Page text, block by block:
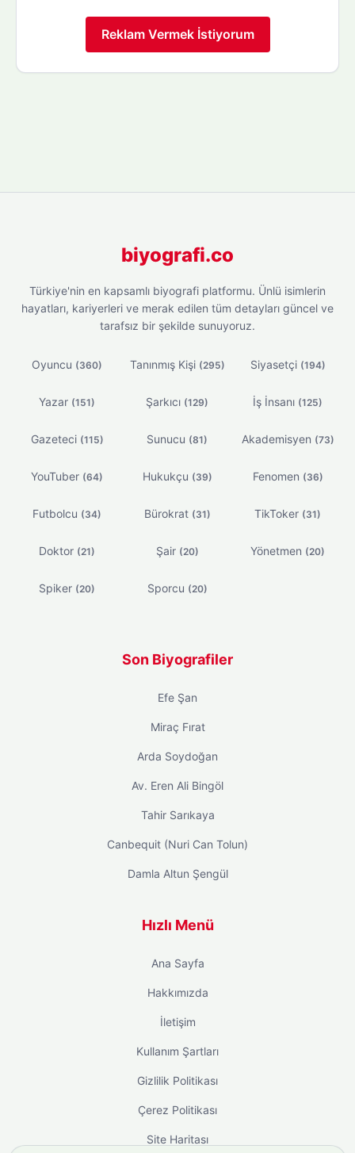
Reklam Vermek İstiyorum
biyografi.co
Türkiye'nin en kapsamlı biyografi platformu. Ünlü isimlerin
hayatları, kariyerleri ve merak edilen tüm detayları güncel ve
tarafsız bir şekilde sunuyoruz.
Oyuncu (360) Tanınmış Kişi (295) Siyasetçi (194)
Yazar (151) Şarkıcı (129) İş İnsanı (125)
Gazeteci (115) Sunucu (81) Akademisyen (73)
YouTuber (64) Hukukçu (39) Fenomen (36)
Futbolcu (34) Bürokrat (31) TikToker (31)
Doktor (21) Şair (20) Yönetmen (20)
Spiker (20) Sporcu (20)
Son Biyografiler
Efe Şan
Miraç Fırat
Arda Soydoğan
Av. Eren Ali Bingöl
Tahir Sarıkaya
Canbequit (Nuri Can Tolun)
Damla Altun Şengül
Hızlı Menü
Ana Sayfa
Hakkımızda
İletişim
Kullanım Şartları
Gizlilik Politikası
Çerez Politikası
Site Haritası